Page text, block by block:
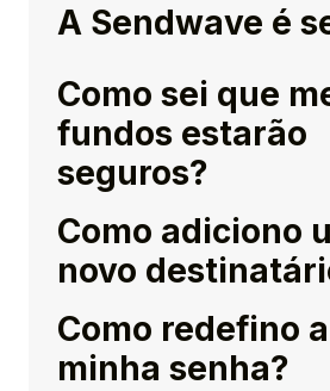
A Sendwave é
Como sei que
fundos estarão
seguros?
Como adiciono
novo
Como redefino a
minha senha?